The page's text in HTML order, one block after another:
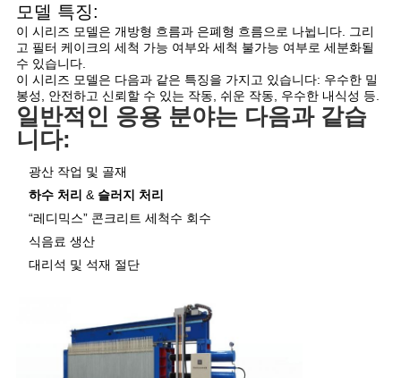
사
이
트
맵
PRIVACY
POLICY
모델 특징:
이 시리즈 모델은 개방형 흐름과 은폐형 흐름으로 나뉩니다. 그리
고 필터 케이크의 세척 가능 여부와 세척 불가능 여부로 세분화될
수 있습니다.
이 시리즈 모델은 다음과 같은 특징을 가지고 있습니다: 우수한 밀
봉성, 안전하고 신뢰할 수 있는 작동, 쉬운 작동, 우수한 내식성 등.
일반적인 응용 분야는 다음과 같습
니다:
광산 작업 및 골재
하수 처리 & 슬러지 처리
“레디믹스” 콘크리트 세척수 회수
식음료 생산
대리석 및 석재 절단